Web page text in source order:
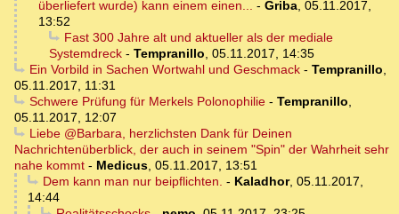
überliefert wurde) kann einem einen... - Griba, 05.11.2017,
13:52
Fast 300 Jahre alt und aktueller als der mediale
Systemdreck - Tempranillo, 05.11.2017, 14:35
Ein Vorbild in Sachen Wortwahl und Geschmack- Tempranillo,
05.11.2017, 11:31
Schwere Prüfung für Merkels Polonophilie- Tempranillo,
05.11.2017, 12:07
Liebe @Barbara, herzlichsten Dank für Deinen
Nachrichtenüberblick, der auch in seinem "Spin" der Wahrheit sehr
nahe kommt - Medicus, 05.11.2017, 13:51
Dem kann man nur beipflichten. - Kaladhor, 05.11.2017,
14:44